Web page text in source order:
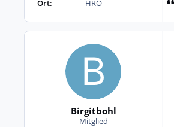
Ort:
HRO
Birgitbohl
Mitglied